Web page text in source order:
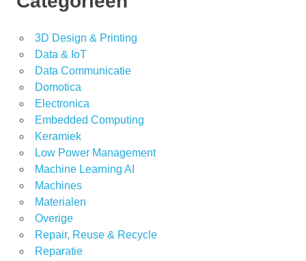
3D Design & Printing
Data & IoT
Data Communicatie
Domotica
Electronica
Embedded Computing
Keramiek
Low Power Management
Machine Learning AI
Machines
Materialen
Overige
Repair, Reuse & Recycle
Reparatie